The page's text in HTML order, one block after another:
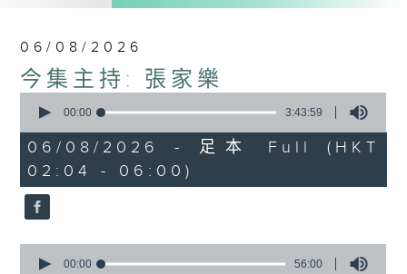
06/08/2026
今集主持: 張家樂
seconds
3
hours,
43
minutes,
59
seconds
00:00 3:43:59
06/08/2026 - 足本 Full (HKT
02:04 - 06:00)
seconds
00:00 56:00